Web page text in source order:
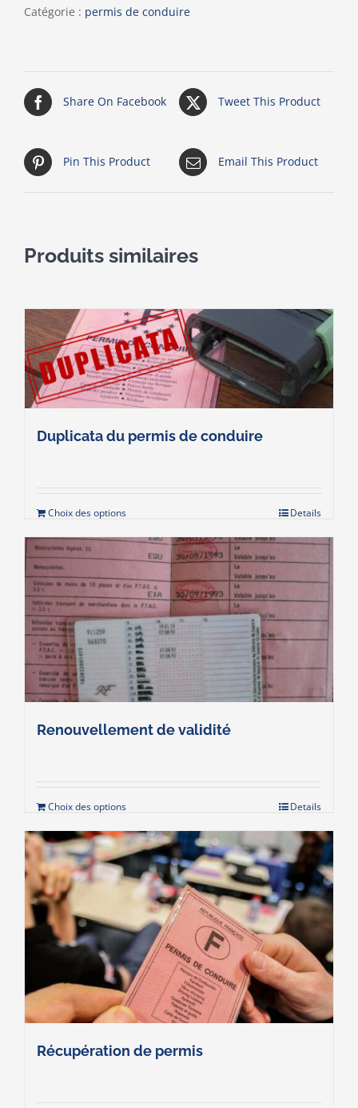
international
Catégorie : permis de conduire
Share On Facebook Tweet This Product
Pin This Product Email This Product
Produits similaires
Duplicata du permis de conduire
Choix des options Details
Renouvellement de validité
Choix des options Details
Récupération de permis